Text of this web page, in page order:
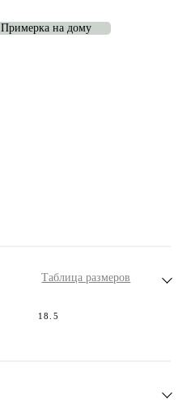
Примерка на дому
Таблица размеров
18.5